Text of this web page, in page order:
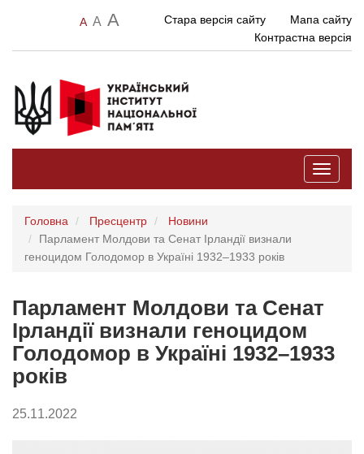
A A A Стара версія сайту
Мапа сайту
Контрастна версія
Toggle
Головна Пресцентр
Новини
Парламент Молдови та Сенат Ірландії визнали
геноцидом Голодомор в Україні 1932–1933 років
Парламент Молдови та Сенат
Ірландії визнали геноцидом
Голодомор в Україні 1932–1933
років
25.11.2022